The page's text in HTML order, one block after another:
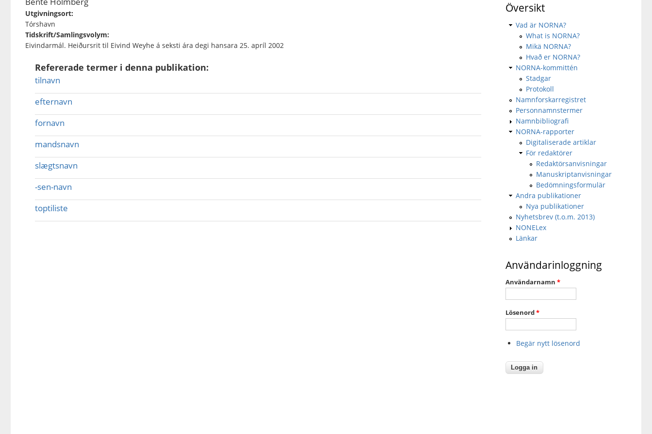
Utgivningsort:
Tórshavn
Tidskrift/Samlingsvolym:
Eivindarmál. Heiðursrit til Eivind Weyhe á seksti ára degi hansara 25. apríl 2002
Refererade termer i denna publikation:
tilnavn
efternavn
fornavn
mandsnavn
slægtsnavn
-sen-navn
toptiliste
Översikt
Vad är NORNA?
What is NORNA?
Mikä NORNA?
Hvað er NORNA?
NORNA-kommittén
Stadgar
Protokoll
Namnforskarregistret
Personnamnstermer
Namnbibliografi
NORNA-rapporter
Digitaliserade artiklar
För redaktörer
Redaktörsanvisningar
Manuskriptanvisningar
Bedömningsformulär
Andra publikationer
Nya publikationer
Nyhetsbrev (t.o.m. 2013)
NONELex
Länkar
Användarinloggning
Användarnamn *
Lösenord*
Begär nytt lösenord